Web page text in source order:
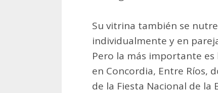
Su vitrina también se
individualmente y en
Pero la más importante
en Concordia, Entre Ríos,
de la Fiesta Nacional de